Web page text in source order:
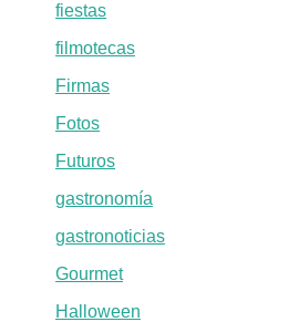
fiestas
filmotecas
Firmas
Fotos
Futuros
gastronomía
gastronoticias
Gourmet
Halloween